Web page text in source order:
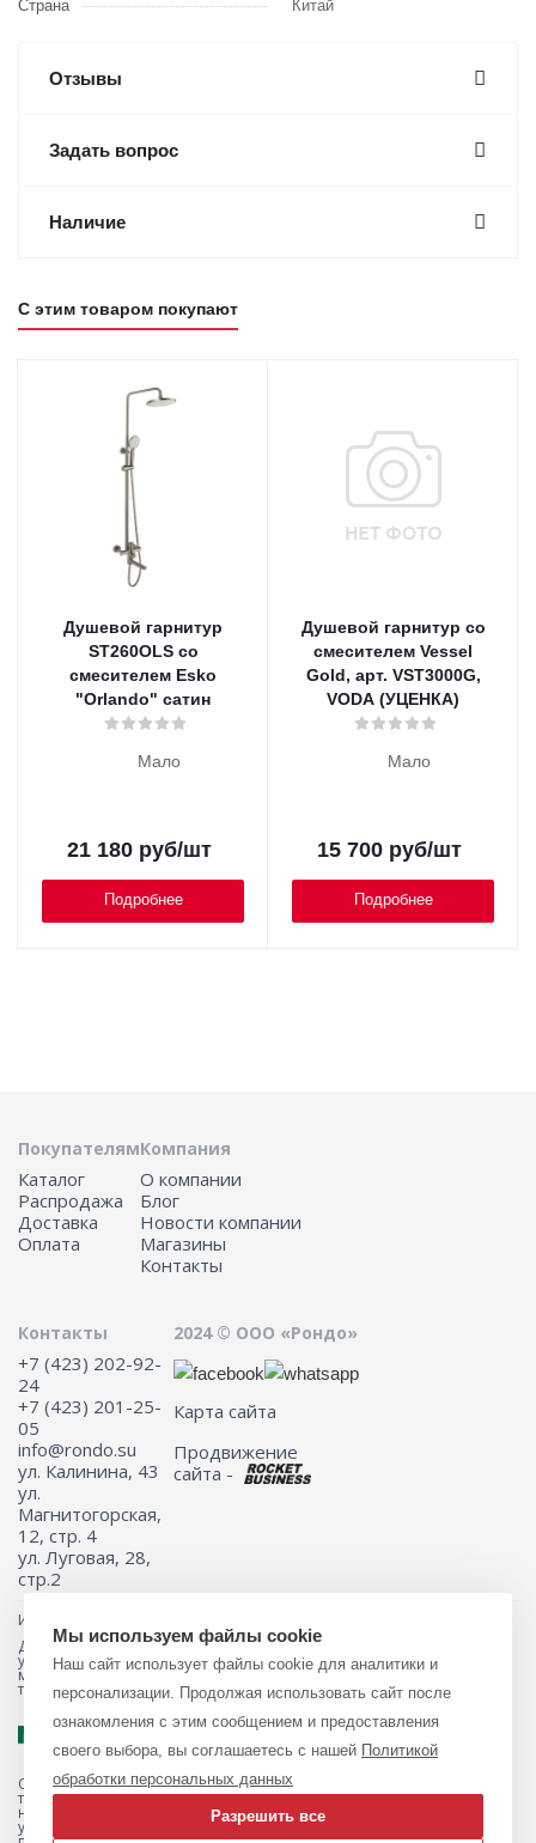
Страна
Китай
Отзывы
Задать вопрос
Наличие
С этим товаром покупают
Душевой гарнитур
ST260OLS со
смесителем Esko
"Orlando" сатин
Мало
21 180руб/шт
Подробнее
Душевой гарнитур со
смесителем Vessel
Gold, арт. VST3000G,
VODA (УЦЕНКА)
Мало
15 700руб/шт
Подробнее
Покупателям
Каталог
Распродажа
Доставка
Оплата
Компания
О компании
Блог
Новости компании
Магазины
Контакты
Контакты
+7 (423) 202-92-
24
+7 (423) 201-25-
05
info@rondo.su
ул. Калинина, 43
ул.
Магнитогорская,
12, стр. 4
ул. Луговая, 28,
стр.2
2024 © ООО «Рондо»
Карта сайта
Продвижение
сайта -
Информация на сайте не является публичной офертой.
Для получения подробной информации о наличии и стоимости
указанных товаров и (или) услуг, пожалуйста, обращайтесь к
менеджеру сайта с помощью специальной формы связи или по
телефону 8 (423) 201-25-05
Обращаем ваше внимание на то, что данный интернет-магазин, а
также вся информация о товарах и ценах, предоставленная на нём,
носит исключительно информационный характер и ни при каких
условиях не является публичной офертой, определяемой
Мы используем файлы cookie
Наш сайт использует файлы cookie для аналитики и
персонализации. Продолжая использовать сайт после
ознакомления с этим сообщением и предоставления
своего выбора, вы соглашаетесь с нашей Политикой
обработки персональных данных
Разрешить все